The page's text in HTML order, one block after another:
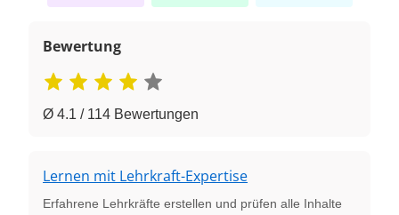
Bewertung
Ø 4.1 / 114 Bewertungen
Lernen mit Lehrkraft-Expertise
Erfahrene Lehrkräfte erstellen und prüfen alle Inhalte